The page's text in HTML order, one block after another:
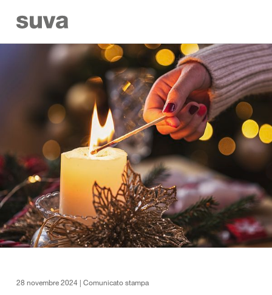
28 novembre 2024 | Comunicato stampa